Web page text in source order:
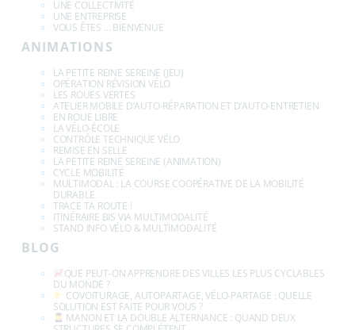
NOUS !
05 53 53 23 40
68 bis Av. Mal de L de Tassigny
24660 Coulounieix Chamiers
Atelier Gour de l’Arche :
42 Chemin de Saltgourde
PAGES
ACCUEIL
ADOPTER UN VÉLO
BLOG DJDG